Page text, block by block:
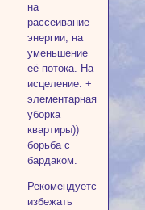
на
рассеивание
энергии, на
уменьшение
её потока. На
исцеление. +
элементарная
уборка
квартиры))
борьба с
бардаком.
Рекомендуется
избежать